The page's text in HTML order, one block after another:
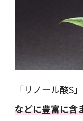
「リノール酸S
などに豊富に含